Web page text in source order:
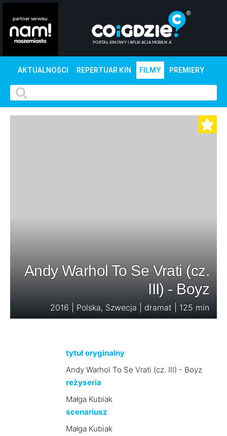
AKTUALNOŚCI REPERTUAR KIN FILMY PREMIERY
Andy Warhol To Se Vrati (cz.
III) - Boyz
2016 | Polska, Szwecja | dramat | 125 min
tytuł oryginalny
Andy Warhol To Se Vrati (cz. III) - Boyz
reżyseria
Małga Kubiak
scenariusz
Małga Kubiak